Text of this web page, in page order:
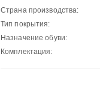
Страна производства:
Тип покрытия:
Назначение обуви:
Комплектация: